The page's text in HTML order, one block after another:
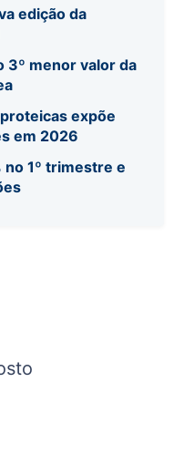
edição da
3º menor valor da
expõe
em 2026
no 1º trimestre e